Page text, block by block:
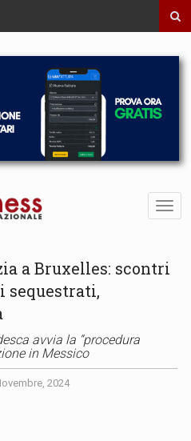
a Bruxelles: scontri
sequestrati,
avvia la “procedura
in Messico
2024